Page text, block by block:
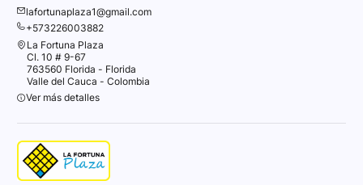
lafortunaplaza1@gmail.com
+573226003882
La Fortuna Plaza
Cl. 10 # 9-67
763560 Florida - Florida
Valle del Cauca - Colombia
Ver más detalles